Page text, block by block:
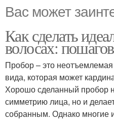
Вас может
Как сделать
волосах:
Пробор – это
вида, которая может
Хорошо сделанный пробор
симметрию лица, но и
собранным. Однако многие